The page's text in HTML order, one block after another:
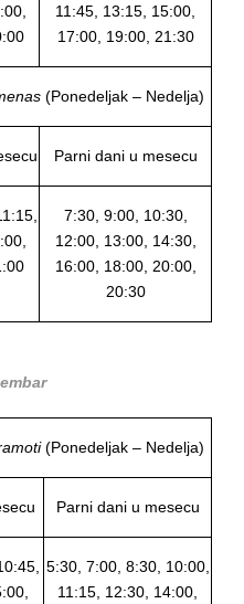
11:45, 13:15, 15:00,
17:00, 19:00, 21:30
(Ponedeljak – Nedelja)
Parni dani u mesecu
7:30, 9:00, 10:30,
12:00, 13:00, 14:30,
16:00, 18:00, 20:00,
20:30
(Ponedeljak – Nedelja)
Parni dani u mesecu
5:30, 7:00, 8:30, 10:00,
11:15, 12:30, 14:00,